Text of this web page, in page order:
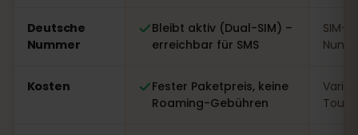
Deutsche
Nummer
Bleibt aktiv (Dual-SIM) –
erreichbar für SMS
SIM-
Kosten
Fester Paketpreis, keine
Roaming-Gebühren